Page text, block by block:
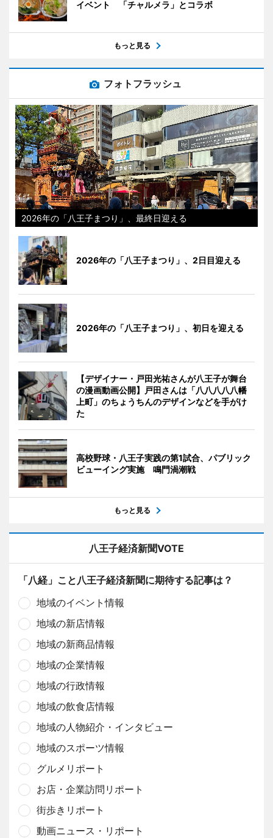
イベント 「チャルメラ」とコラボ
もっと見る
フォトフラッシュ
2026年の「八王子まつり」、最終日迎える
2026年の「八王子まつり」、2日目迎える
2026年の「八王子まつり」、初日を迎える
【デザイナー・戸田光祐さんが八王子が舞台
の漫画動画公開】戸田さんは「八八八八八幡
上町」のちょうちんのデザインなどを手がけ
た
高校野球・八王子実践の第1試合、パブリック
ビューイング実施 鳴門渦潮戦
もっと見る
八王子経済新聞VOTE
「八経」こと八王子経済新聞に期待する記事は？
地域のイベント情報
地域の新店情報
地域の新商品情報
地域の企業情報
地域の行政情報
地域の飲食店情報
地域の人物紹介・インタビュー
地域のスポーツ情報
グルメリポート
お店・企業訪問リポート
街歩きリポート
動画ニュース・リポート